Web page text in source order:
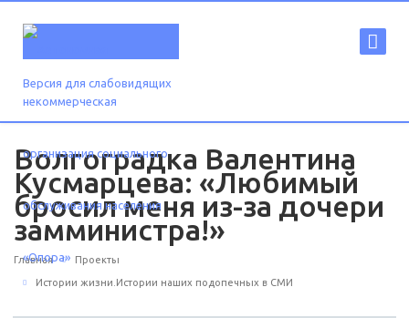
Версия для слабовидящих
Волгоградка Валентина
Кусмарцева: «Любимый
бросил меня из-за дочери
замминистра!»
Главная Проекты
Истории жизни.Истории наших подопечных в СМИ